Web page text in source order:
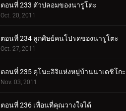
ตอนที่ 233 ตัวปลอมของนารูโตะ
Oct. 20, 2011
ตอนที่ 234 ลูกศิษย์คนโปรดของนารูโตะ
Oct. 27, 2011
ตอนที่ 235 คุโนะอิจิแห่งหมู่บ้านนาเดชิโกะ
Nov. 03, 2011
ตอนที่ 236 เพื่อนที่คุณวางใจได้